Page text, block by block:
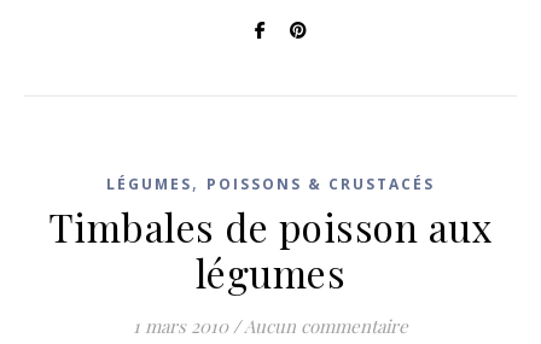
LÉGUMES, POISSONS & CRUSTACÉS
Timbales de poisson aux
légumes
1 mars 2010 /Aucun commentaire